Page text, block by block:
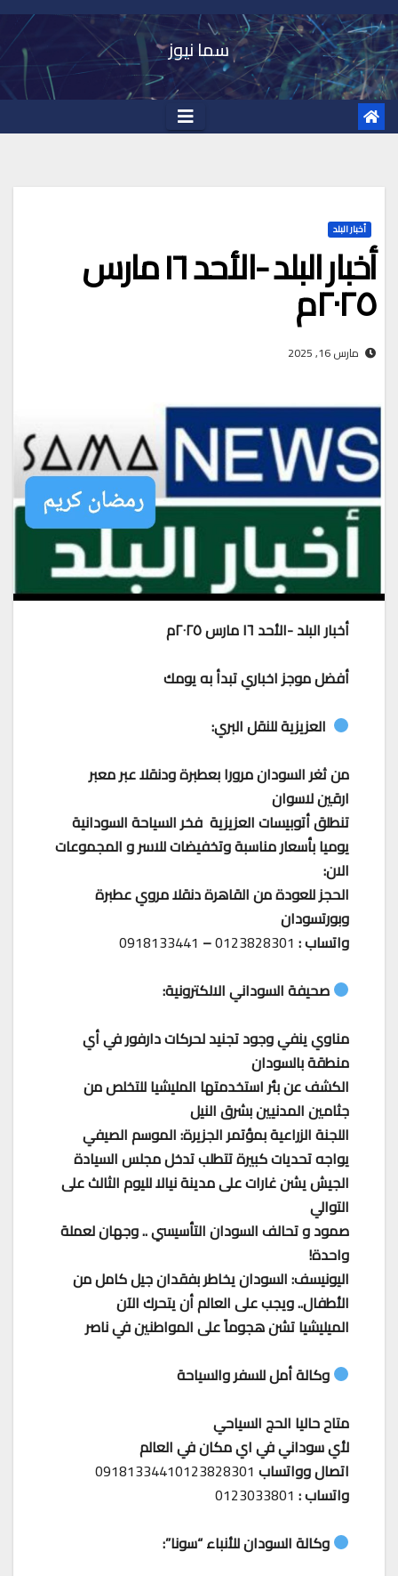
Skip
to
content
سما نيوز
أخبار البلد
أخبار البلد -الأحد ١٦ مارس
٢٠٢٥م
مارس 16, 2025
أخبار البلد -الأحد ١٦ مارس ٢٠٢٥م
أفضل موجز اخباري تبدأ به يومك
العزيزية للنقل البري:
من ثغر السودان مرورا بعطبرة ودنقلا عبر معبر
ارقين لاسوان
تنطلق أتوبيسات العزيزية فخر السياحة السودانية
يوميا بأسعار مناسبة وتخفيضات للاسر و المجموعات
الان:
الحجز للعودة من القاهرة دنقلا مروي عطبرة
وبورتسودان
واتساب : 0123828301
–
0918133441
صحيفة السوداني الالكترونية:
مناوي ينفي وجود تجنيد لحركات دارفور في أي
منطقة بالسودان
الكشف عن بئر استخدمتها المليشيا للتخلص من
جثامين المدنيين بشرق النيل
اللجنة الزراعية بمؤتمر الجزيرة: الموسم الصيفي
يواجه تحديات كبيرة تتطلب تدخل مجلس السيادة
الجيش يشن غارات على مدينة نيالا لليوم الثالث على
التوالي
صمود و تحالف السودان التأسيسي .. وجهان لعملة
واحدة!
اليونيسف: السودان يخاطر بفقدان جيل كامل من
الأطفال.. ويجب على العالم أن يتحرك الآن
الميليشيا تشن هجوماً على المواطنين في ناصر
وكالة أمل للسفر والسياحة
متاح حاليا الحج السياحي
لأي سوداني في اي مكان في العالم
اتصال وواتساب 09181334410123828301
واتساب : 0123033801
وكالة السودان للأنباء “سونا”: